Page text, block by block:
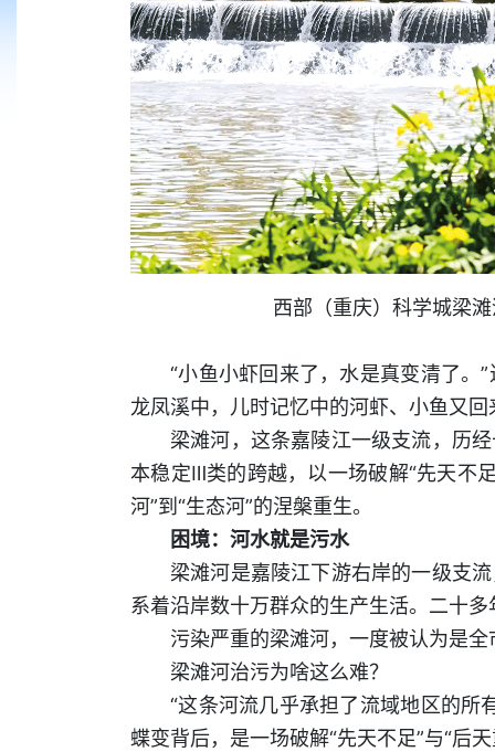
西部（重庆）科学城梁
“小鱼小虾回来了，水是真变清了。
龙凤溪中，儿时记忆中的河虾、小鱼又回
梁滩河，这条嘉陵江一级支流，历
本稳定Ⅲ类的跨越，以一场破解“先天不
河”到“生态河”的涅槃重生。
困境：河水就是污水
梁滩河是嘉陵江下游右岸的一级支
系着沿岸数十万群众的生产生活。二十
污染严重的梁滩河，一度被认为是
梁滩河治污为啥这么难？
“这条河流几乎承担了流域地区的所
蝶变背后，是一场破解“先天不足”与“后